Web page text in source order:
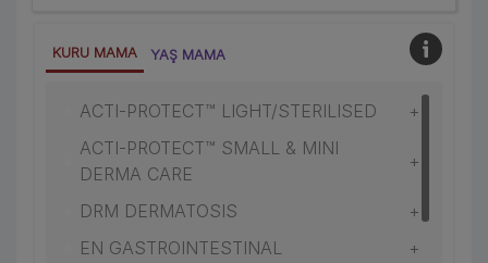
KURU MAMA YAŞ MAMA
ACTI-PROTECT™ LIGHT/STERILISED
ACTI-PROTECT™ SMALL & MINI
DERMA CARE
DRM DERMATOSIS
EN GASTROINTESTINAL